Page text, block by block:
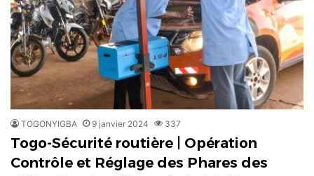
TOGONYIGBA 9 janvier 2024 337
Togo-Sécurité routière | Opération
Contrôle et Réglage des Phares des